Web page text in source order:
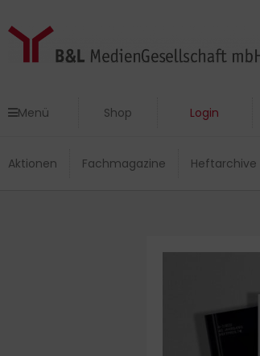
Inhalt
Menü Shop Login
Aktionen Fachmagazine Heftarchive
Menü Shop Login
Aktionen Fachmagazine Heftarchive